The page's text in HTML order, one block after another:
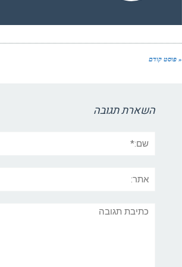
« פוסט קודם
השארת תגובה
תגובה